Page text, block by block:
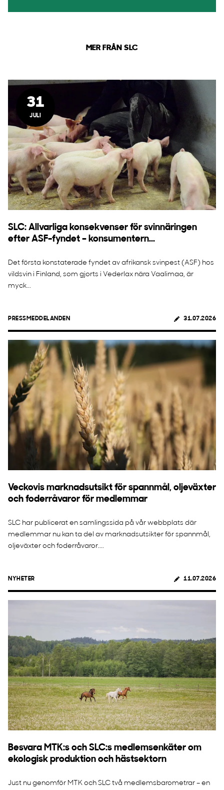
MER FRÅN SLC
31
JULI
SLC: Allvarliga konsekvenser för svinnäringen
efter ASF-fyndet – konsumentern...
Det första konstaterade fyndet av afrikansk svinpest (ASF) hos
vildsvin i Finland, som gjorts i Vederlax nära Vaalimaa, är
myck...
PRESSMEDDELANDEN 31.07.2026
Veckovis marknadsutsikt för spannmål, oljeväxter
och foderråvaror för medlemmar
SLC har publicerat en samlingssida på vår webbplats där
medlemmar nu kan ta del av marknadsutsikter för spannmål,
oljeväxter och foderråvaror....
NYHETER 11.07.2026
Besvara MTK:s och SLC:s medlemsenkäter om
ekologisk produktion och hästsektorn
Just nu genomför MTK och SLC två medlemsbarometrar – en